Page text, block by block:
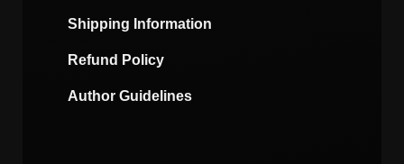
Shipping Information
Refund Policy
Author Guidelines